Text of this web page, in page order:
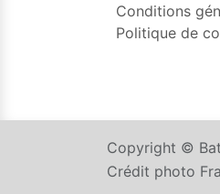
Conditions
Politique de
Copyright ©
Crédit photo